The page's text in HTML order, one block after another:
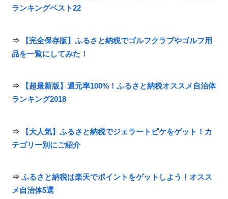
ランキングベスト22
⇒
【完全保存版】ふるさと納税でゴルフクラブやゴルフ用
品を一覧にしてみた！
⇒
【超最新版】還元率100%！ふるさと納税オススメ自治体
ランキング2018
⇒
【大人気】ふるさと納税でジェラートピケをゲット！カ
テゴリー別にご紹介
⇒ ふるさと納税は楽天でポイントをゲットしよう！オスス
メ自治体5選